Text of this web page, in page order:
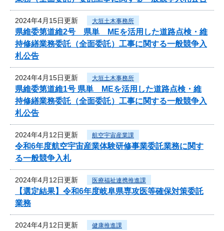
2024年4月15日更新 大垣土木事務所
県維委第道維2号 県単 MEを活用した道路点検・維
持修繕業務委託（全面委託）工事に関する一般競争入
札公告
2024年4月15日更新 大垣土木事務所
県維委第道維1号 県単 MEを活用した道路点検・維
持修繕業務委託（全面委託）工事に関する一般競争入
札公告
2024年4月12日更新 航空宇宙産業課
令和6年度航空宇宙産業体験研修事業委託業務に関す
る一般競争入札
2024年4月12日更新 医療福祉連携推進課
【選定結果】令和6年度岐阜県専攻医等確保対策委託
業務
2024年4月12日更新 健康推進課